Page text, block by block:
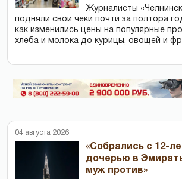
Журналисты
подняли свои чеки почти за полтора
как изменились цены на популярные
хлеба и молока до курицы, овощей и
04 августа 2026
«Собрались с 12-
дочерью в
муж против»